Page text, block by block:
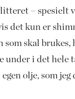
– spesielt
det kun er
skal brukes,
under i det hele
olje, som